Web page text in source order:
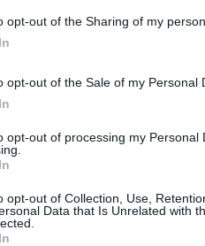
opt-out of the Sharing of my
opt-out of the Sale of my Personal
opt-out of processing my Personal
opt-out of Collection, Use,
Data that Is Unrelated with
πρώτοι όλες τις
στο
ΠΕΙΡΑΜΑΤΙΚΟ -
ΧΟΡΟΥ